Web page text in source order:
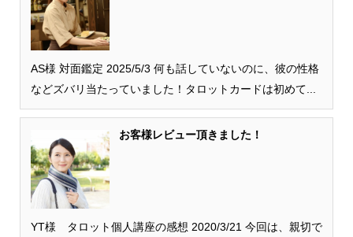
AS様 対面鑑定 2025/5/3 何も話していないのに、彼の性格
などズバリ当たっていました！タロットカードは初めて...
お客様レビュー頂きました！
YT様 タロット個人講座の感想 2020/3/21 今回は、親切で